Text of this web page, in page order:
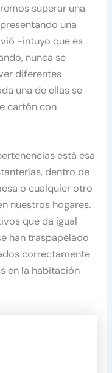
superar una
una
-intuyo que es
nunca se
diferentes
una de ellas se
cartón con
está esa
dentro de
o cualquier otro
nuestros hogares.
que da igual
han traspapelado
correctamente
en la habitación